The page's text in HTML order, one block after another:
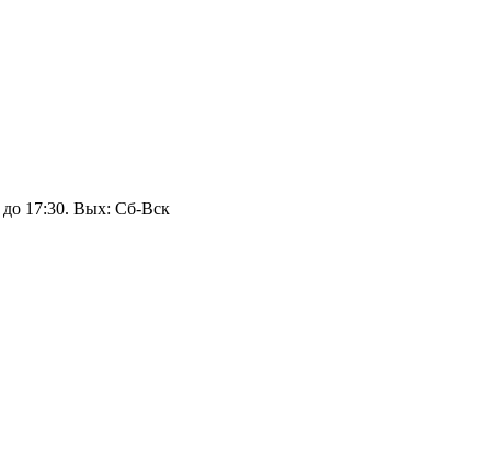
17:30. Вых: Сб‑Вск